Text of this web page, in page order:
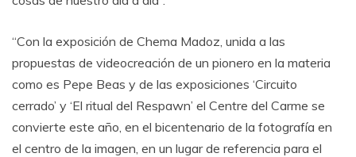
“Con la exposición de Chema Madoz, unida a las
propuestas de videocreación de un pionero en la materia
como es Pepe Beas y de las exposiciones ‘Circuito
cerrado’ y ‘El ritual del Respawn’ el Centre del Carme se
convierte este año, en el bicentenario de la fotografía en
el centro de la imagen, en un lugar de referencia para el